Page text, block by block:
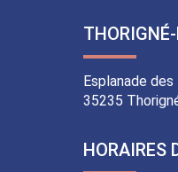
le
compte
Esplanade
35235
HORAIRES